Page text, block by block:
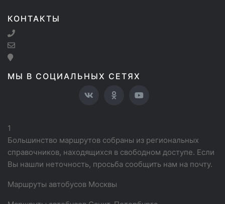
КОНТАКТЫ
МЫ В СОЦИАЛЬНЫХ СЕТЯХ
1
Большинство маршрутов собраны из региональных
справочников, находящихся в свободном доступе. Если
Вы нашли неточность, просьба сообщить нам на почту.
Маршруты автобусов Москвы